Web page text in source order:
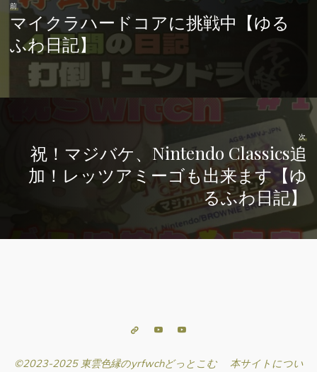
前
マイクラハードコアに挑戦中【ゆる
ふわ日記】
次
祝！マジバケ、Nintendo Classics追
加！レッツアミーゴも出来ます【ゆ
るふわ日記】
©2023-2025 東雲色縁のyrfwchどっとこむ 本サイトについ